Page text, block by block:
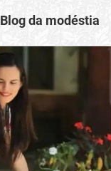
Blog da modéstia